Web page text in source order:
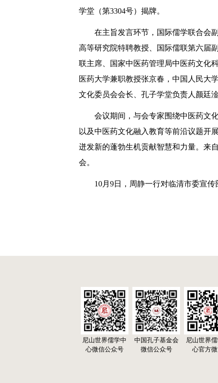
学堂（第3304号）揭牌。
在主旨发言环节，国际儒学联合会
高等研究院特聘教授、国际儒联第六届
联主席、国家中医药管理局中医药文化
医药大学兼职教授张京春，中国人民大
文化委员会会长、孔子学堂负责人颜廷
会议期间，与会专家围绕中医药文
以及中医药文化融入教育等前沿议题开
迸发新的蓬勃生机贡献智慧和力量。来
会。
10月9日，周静一行对临清市委宣
尼山世界儒学中
心微信公众号
中国孔子基金会
微信公众号
尼山世界
心官方